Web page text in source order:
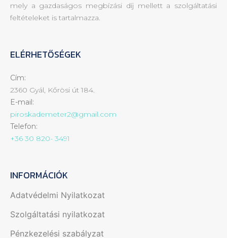
mely a gazdaságos megbízási díj mellett a szolgáltatási
feltételeket is tartalmazza.
ELÉRHETŐSÉGEK
Cím:
2360 Gyál, Kőrösi út 184.
E-mail:
piroskademeter2@gmail.com
Telefon:
+36 30 820- 3491
INFORMÁCIÓK
Adatvédelmi Nyilatkozat
Szolgáltatási nyilatkozat
Pénzkezelési szabályzat